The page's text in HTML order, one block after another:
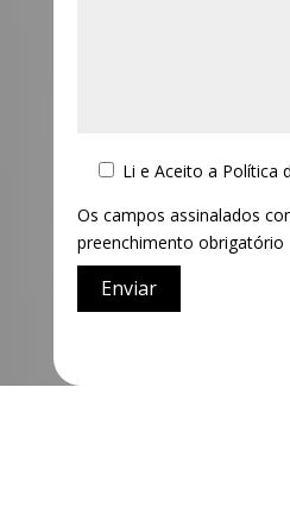
Li e Aceito a Política
Os campos assinalados
preenchimento obrigatório